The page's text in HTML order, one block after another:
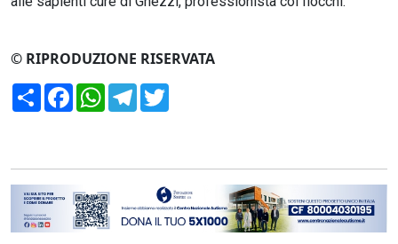
© RIPRODUZIONE RISERVATA
CondividiFacebookWhatsApp
Telegram